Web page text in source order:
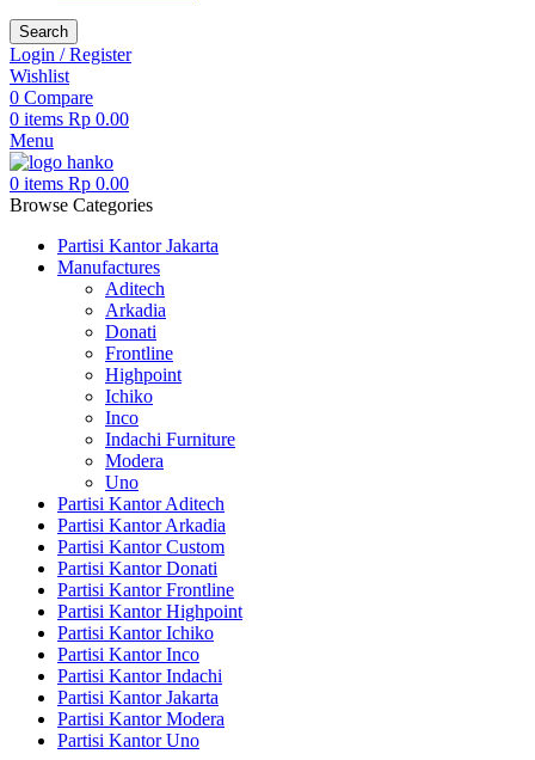
Search
Login / Register
Wishlist
0 Compare
0 items Rp 0.00
Menu
0 items Rp 0.00
Browse Categories
Partisi Kantor Jakarta
Manufactures
Aditech
Arkadia
Donati
Frontline
Highpoint
Ichiko
Inco
Indachi Furniture
Modera
Uno
Partisi Kantor Aditech
Partisi Kantor Arkadia
Partisi Kantor Custom
Partisi Kantor Donati
Partisi Kantor Frontline
Partisi Kantor Highpoint
Partisi Kantor Ichiko
Partisi Kantor Inco
Partisi Kantor Indachi
Partisi Kantor Jakarta
Partisi Kantor Modera
Partisi Kantor Uno